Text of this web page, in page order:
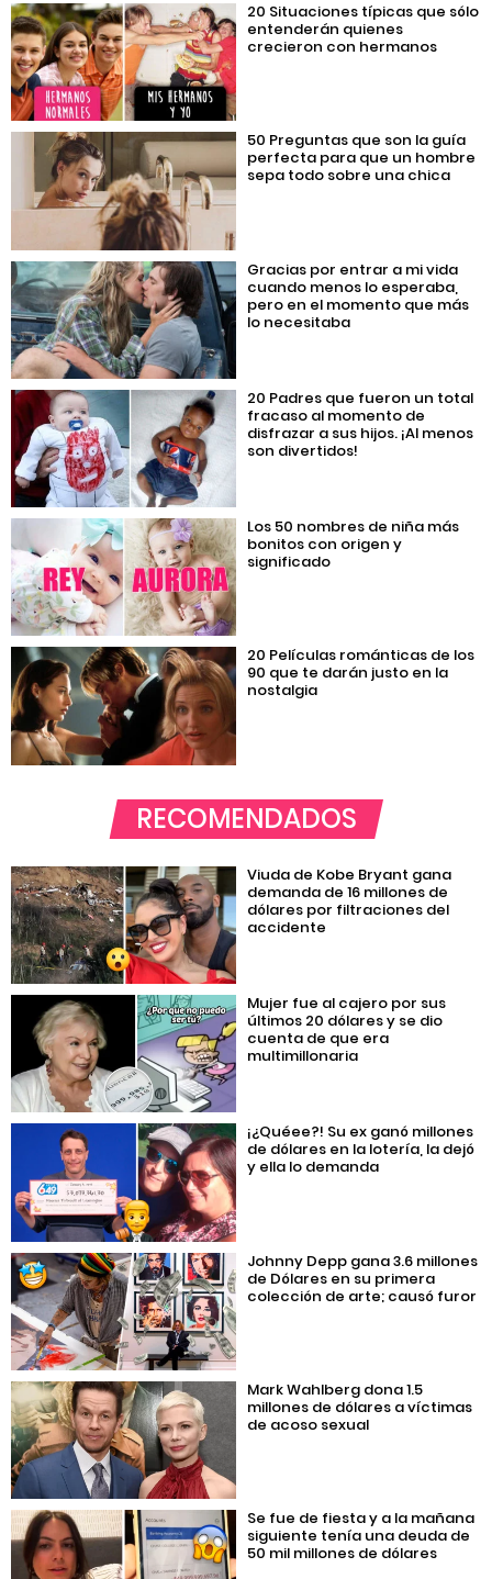
20 Situaciones típicas que sólo
entenderán quienes
crecieron con hermanos
50 Preguntas que son la guía
perfecta para que un hombre
sepa todo sobre una chica
Gracias por entrar a mi vida
cuando menos lo esperaba,
pero en el momento que más
lo necesitaba
20 Padres que fueron un total
fracaso al momento de
disfrazar a sus hijos. ¡Al menos
son divertidos!
Los 50 nombres de niña más
bonitos con origen y
significado
20 Películas románticas de los
90 que te darán justo en la
nostalgia
RECOMENDADOS
Viuda de Kobe Bryant gana
demanda de 16 millones de
dólares por filtraciones del
accidente
Mujer fue al cajero por sus
últimos 20 dólares y se dio
cuenta de que era
multimillonaria
¡¿Quéee?! Su ex ganó millones
de dólares en la lotería, la dejó
y ella lo demanda
Johnny Depp gana 3.6 millones
de Dólares en su primera
colección de arte; causó furor
Mark Wahlberg dona 1.5
millones de dólares a víctimas
de acoso sexual
Se fue de fiesta y a la mañana
siguiente tenía una deuda de
50 mil millones de dólares